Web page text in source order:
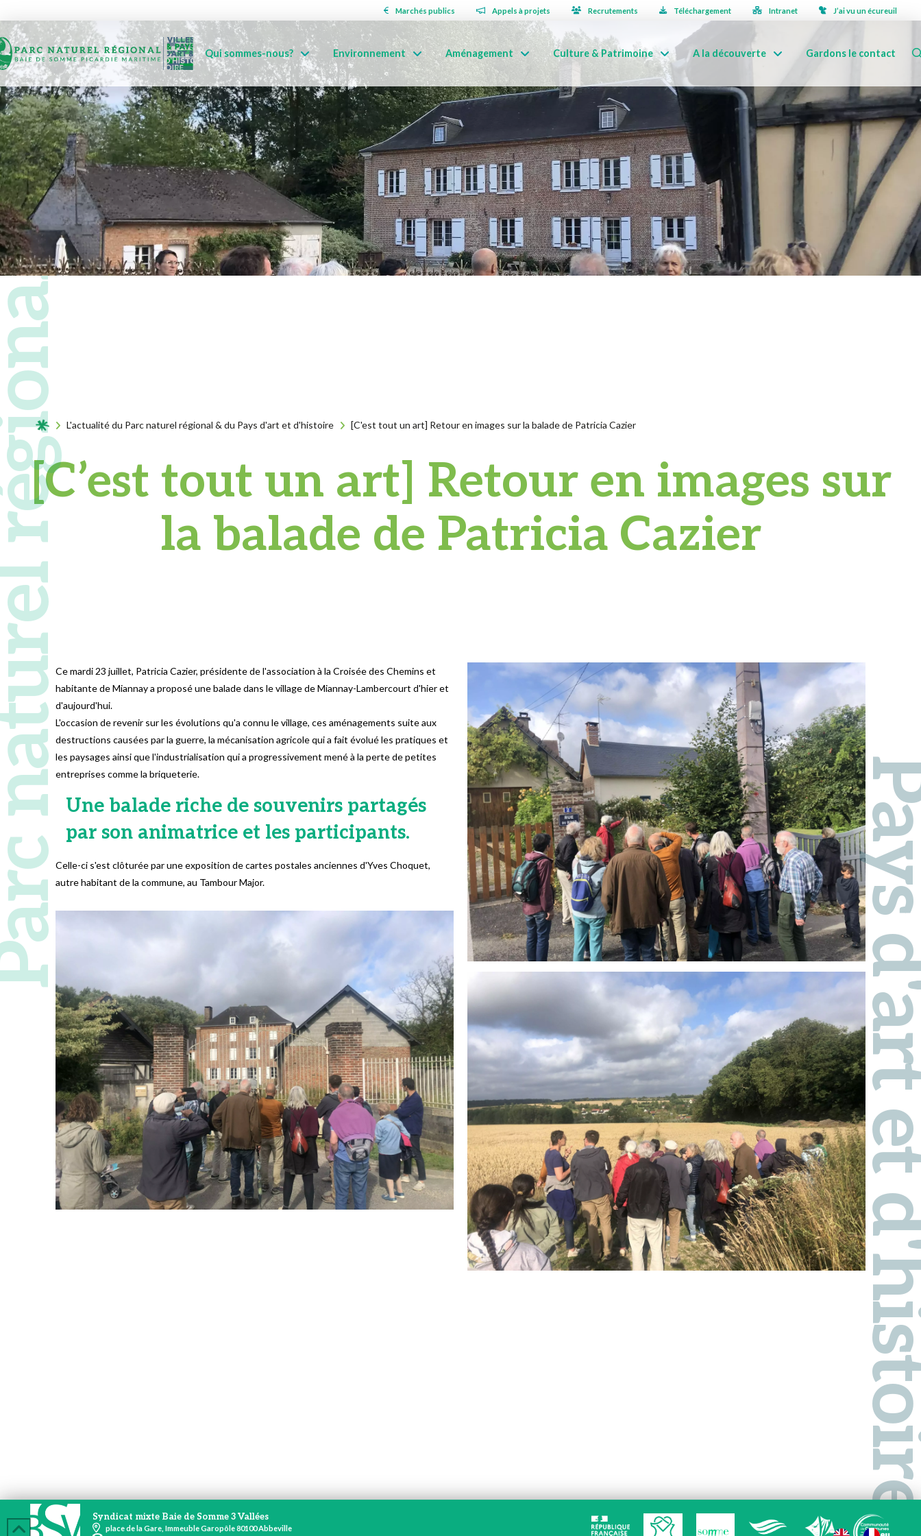
Marchés publics Appels à projets Recrutements Téléchargement Intranet J’ai vu un écureuil
Qui sommes-nous? Environnement Aménagement Culture & Patrimoine A la découverte Gardons le contact
Acceuil L'actualité du Parc naturel régional & du Pays d'art et d'histoire [C'est tout un art] Retour en images sur la balade de Patricia Cazier
[C’est tout un art] Retour en images sur
la balade de Patricia Cazier
Ce mardi 23 juillet, Patricia Cazier, présidente de l'association à la Croisée des Chemins et
habitante de Miannay a proposé une balade dans le village de Miannay-Lambercourt d'hier et
d'aujourd'hui.
L'occasion de revenir sur les évolutions qu'a connu le village, ces aménagements suite aux
destructions causées par la guerre, la mécanisation agricole qui a fait évolué les pratiques et
les paysages ainsi que l'industrialisation qui a progressivement mené à la perte de petites
entreprises comme la briqueterie.
Une balade riche de souvenirs partagés
par son animatrice et les participants.
Celle-ci s'est clôturée par une exposition de cartes postales anciennes d'Yves Choquet,
autre habitant de la commune, au Tambour Major.
Pays
Syndicat mixte Baie de Somme 3 Vallées
place de la Gare, Immeuble Garopôle 80100 Abbeville